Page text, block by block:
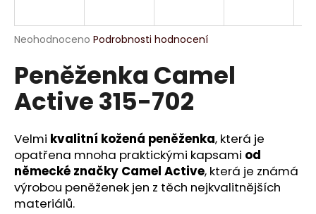
Průměrné
produktu
je
0,0
z
hvězdiček.
Neohodnoceno Podrobnosti hodnocení
Peněženka Camel
Active 315-702
Velmi kvalitní kožená peněženka, která je
opatřena mnoha praktickými kapsami od
německé značky Camel Active, která je známá
výrobou peněženek jen z těch nejkvalitnějších
materiálů.
j
t
?
HLEDAT